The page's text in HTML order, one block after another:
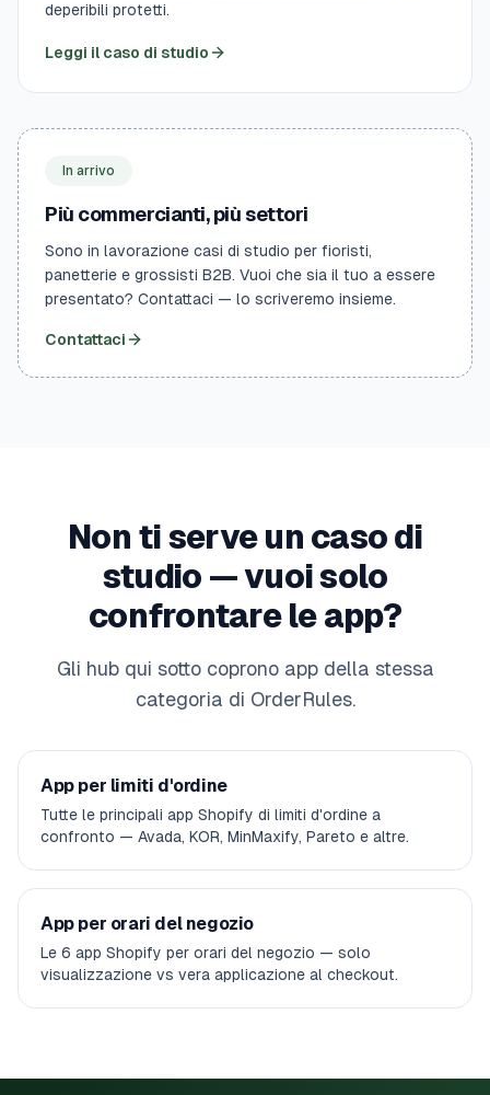
deperibili protetti.
Leggi il caso di studio
In arrivo
Più commercianti, più settori
Sono in lavorazione casi di studio per fioristi,
panetterie e grossisti B2B. Vuoi che sia il tuo a essere
presentato? Contattaci — lo scriveremo insieme.
Contattaci
Non ti serve un caso di
studio — vuoi solo
confrontare le app?
Gli hub qui sotto coprono app della stessa
categoria di OrderRules.
App per limiti d'ordine
Tutte le principali app Shopify di limiti d'ordine a
confronto — Avada, KOR, MinMaxify, Pareto e altre.
App per orari del negozio
Le 6 app Shopify per orari del negozio — solo
visualizzazione vs vera applicazione al checkout.